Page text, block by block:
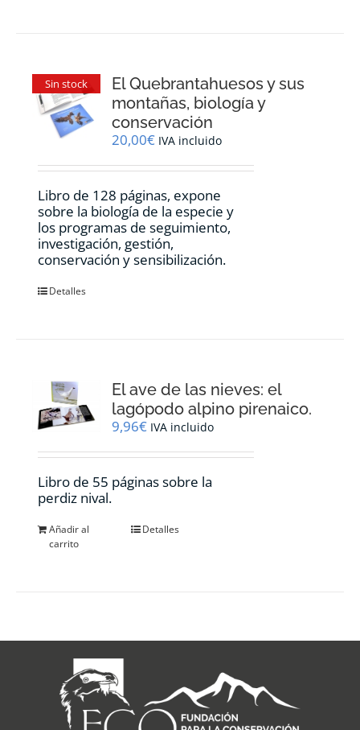
Sin stock
El Quebrantahuesos y sus
montañas, biología y
conservación
20,00€ IVA incluido
Libro de 128 páginas, expone
sobre la biología de la especie y
los programas de seguimiento,
investigación, gestión,
conservación y sensibilización.
Detalles
El ave de las nieves: el
lagópodo alpino pirenaico.
9,96€ IVA incluido
Libro de 55 páginas sobre la
perdiz nival.
Añadir al
carrito
Detalles